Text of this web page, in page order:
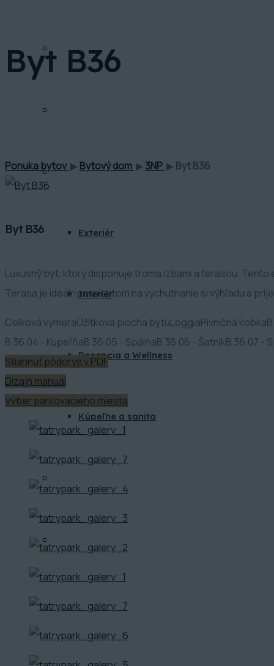
FINANCOVANIE
GALÉRIA
Exteriér
Interiér
Recepcia a Wellness
Kúpeľne a sanita
Byt B36
Ponuka bytov ▶ Bytový dom ▶ 3NP ▶ Byt B36
Byt B36
Luxusný byt, ktorý disponuje troma izbami a terasou.
Terasa je ideálnym miestom na vychutnanie si výhľadu a
Celková výmeraÚžitková plocha bytuLoggiaPivničná kobka
B 36.04 - KúpeľňaB 36.05 - SpálňaB 36.06 - ŠatníkB 36.07 -
Stiahnuť pôdorys v PDF
Dizajn manuál
Výber parkovacieho miesta